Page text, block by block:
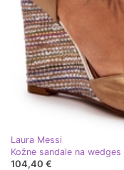
Laura Messi
Kožne sandale na
104,40 €